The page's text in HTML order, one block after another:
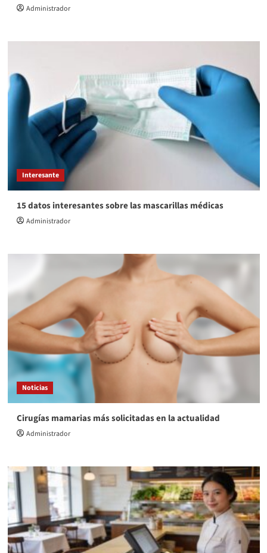
Administrador
Interesante
15 datos interesantes sobre las mascarillas médicas
Administrador
Noticias
Cirugías mamarias más solicitadas en la actualidad
Administrador